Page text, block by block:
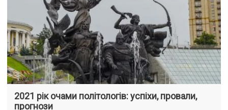
2021 рік очами політологів: успіхи, провали,
прогнози